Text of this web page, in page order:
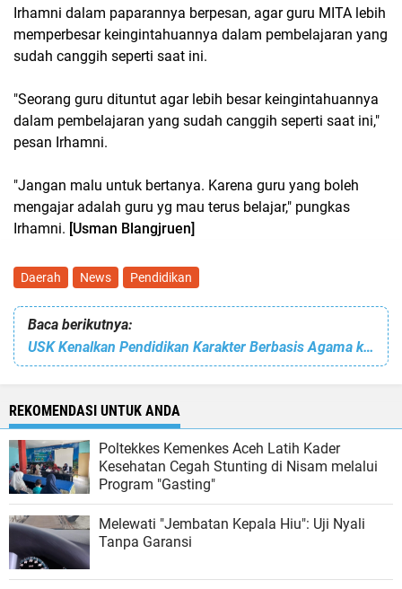
Irhamni dalam paparannya berpesan, agar guru MITA lebih
memperbesar keingintahuannya dalam pembelajaran yang
sudah canggih seperti saat ini.
"Seorang guru dituntut agar lebih besar keingintahuannya
dalam pembelajaran yang sudah canggih seperti saat ini,"
pesan Irhamni.
"Jangan malu untuk bertanya. Karena guru yang boleh
mengajar adalah guru yg mau terus belajar," pungkas
Irhamni. [Usman Blangjruen]
Daerah News Pendidikan
Baca berikutnya:
USK Kenalkan Pendidikan Karakter Berbasis Agama kepada MSA PTN BH Se-Indonesia
REKOMENDASI UNTUK ANDA
Poltekkes Kemenkes Aceh Latih Kader
Kesehatan Cegah Stunting di Nisam melalui
Program "Gasting"
Melewati "Jembatan Kepala Hiu": Uji Nyali
Tanpa Garansi